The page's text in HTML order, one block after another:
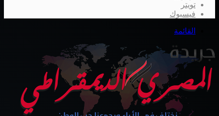
تويتر
فيسبوك
القائمة